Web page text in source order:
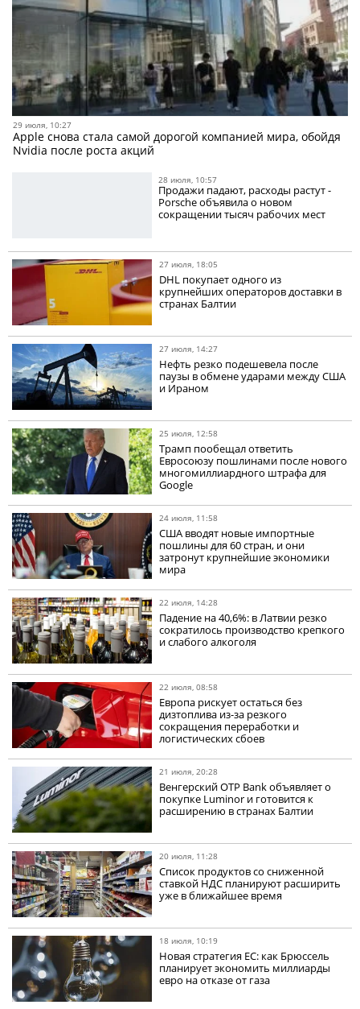
29 июля, 10:27
Apple снова стала самой дорогой компанией мира, обойдя
Nvidia после роста акций
28 июля, 10:57
Продажи падают, расходы растут -
Porsche объявила о новом
сокращении тысяч рабочих мест
27 июля, 18:05
DHL покупает одного из
крупнейших операторов доставки в
странах Балтии
27 июля, 14:27
Нефть резко подешевела после
паузы в обмене ударами между США
и Ираном
25 июля, 12:58
Трамп пообещал ответить
Евросоюзу пошлинами после нового
многомиллиардного штрафа для
Google
24 июля, 11:58
США вводят новые импортные
пошлины для 60 стран, и они
затронут крупнейшие экономики
мира
22 июля, 14:28
Падение на 40,6%: в Латвии резко
сократилось производство крепкого
и слабого алкоголя
22 июля, 08:58
Европа рискует остаться без
дизтоплива из-за резкого
сокращения переработки и
логистических сбоев
21 июля, 20:28
Венгерский OTP Bank объявляет о
покупке Luminor и готовится к
расширению в странах Балтии
20 июля, 11:28
Список продуктов со сниженной
ставкой НДС планируют расширить
уже в ближайшее время
18 июля, 10:19
Новая стратегия ЕС: как Брюссель
планирует экономить миллиарды
евро на отказе от газа